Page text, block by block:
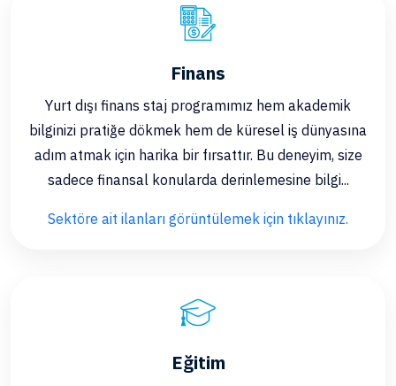
Finans
Yurt dışı finans staj programımız hem akademik
bilginizi pratiğe dökmek hem de küresel iş dünyasına
adım atmak için harika bir fırsattır. Bu deneyim, size
sadece finansal konularda derinlemesine bilgi...
Sektöre ait ilanları görüntülemek için tıklayınız.
Eğitim